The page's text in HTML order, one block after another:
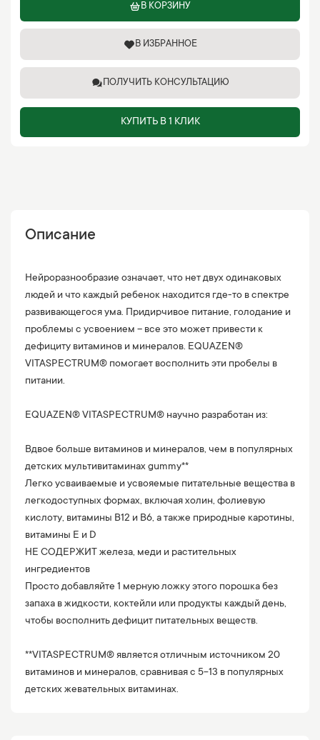
В КОРЗИНУ
В ИЗБРАННОЕ
ПОЛУЧИТЬ КОНСУЛЬТАЦИЮ
КУПИТЬ В 1 КЛИК
Описание
Нейроразнообразие означает, что нет двух одинаковых
людей и что каждый ребенок находится где-то в спектре
развивающегося ума. Придирчивое питание, голодание и
проблемы с усвоением – все это может привести к
дефициту витаминов и минералов. EQUAZEN®
VITASPECTRUM® помогает восполнить эти пробелы в
питании.
EQUAZEN® VITASPECTRUM® научно разработан из:
Вдвое больше витаминов и минералов, чем в популярных
детских мультивитаминах gummy**
Легко усваиваемые и усвояемые питательные вещества в
легкодоступных формах, включая холин, фолиевую
кислоту, витамины В12 и В6, а также природные каротины,
витамины Е и D
НЕ СОДЕРЖИТ железа, меди и растительных
ингредиентов
Просто добавляйте 1 мерную ложку этого порошка без
запаха в жидкости, коктейли или продукты каждый день,
чтобы восполнить дефицит питательных веществ.
**VITASPECTRUM® является отличным источником 20
витаминов и минералов, сравнивая с 5-13 в популярных
детских жевательных витаминах.